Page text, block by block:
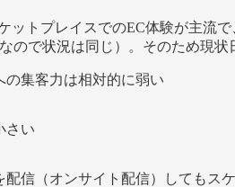
ットプレイスでのEC体験が主流
ので状況は同じ）。そのため現
集客力は相対的に弱い
さい
信（オンサイト配信）してもス